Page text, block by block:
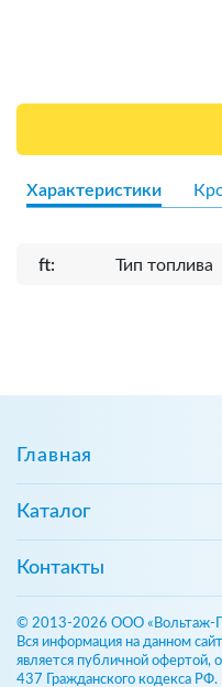
Характеристики
ft: Тип топлива
Главная
Каталог
Контакты
© 2013-2026 ООО «Вольтаж-
Вся информация на данном
является публичной офертой,
437 Гражданского кодекса РФ.